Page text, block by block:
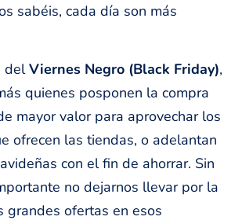
sabéis, cada día son más
delViernes Negro (Black Friday),
quienes posponen la compra
mayor valor para aprovechar los
ofrecen las tiendas, o adelantan
con el fin de ahorrar. Sin
no dejarnos llevar por la
grandes ofertas en esos